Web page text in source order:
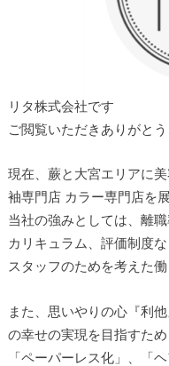
リタ株式会社です
ご閲覧いただきありがと
現在、蕨と大宮エリアに
袖専門店 カラー専門店を
当社の強みとしては、離
カリキュラム、評価制度
スタッフのためを考えた
また、思いやりの心『利
の幸せの実現を目指すため
「ペーパーレス化」、「